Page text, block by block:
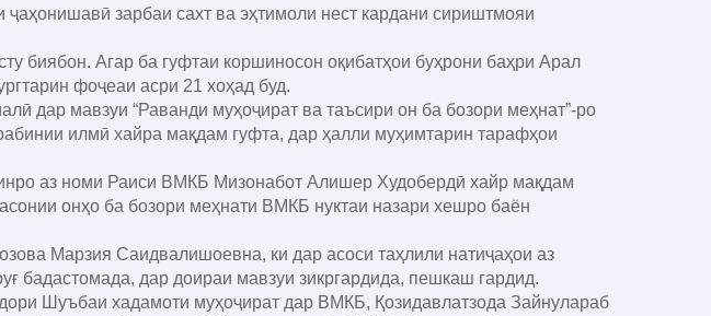
зарбаи сахт ва эҳтимоли нест кардани сириштмояи
биябон. Агар ба гуфтаи коршиносон оқибатҳои буҳрони баҳри Арал
фоҷеаи асри 21 хоҳад буд.
мавзуи “Раванди муҳоҷират ва таъсири он ба бозори меҳнат”-ро
илмӣ хайра мақдам гуфта, дар ҳалли муҳимтарин тарафҳои
аз номи Раиси ВМКБ Мизонабот Алишер Худобердӣ хайр мақдам
онҳо ба бозори меҳнати ВМКБ нуктаи назари хешро баён
Марзия Саидвалишоевна, ки дар асоси таҳлили натиҷаҳои аз
бадастомада, дар доираи мавзуи зикргардида, пешкаш гардид.
Шуъбаи хадамоти муҳоҷират дар ВМКБ, Қозидавлатзода Зайнулараб